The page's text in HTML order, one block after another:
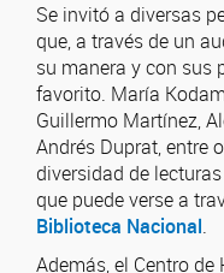
Se invitó a diversas
que, a través de un
su manera y con sus
favorito. María
Guillermo Martínez,
Andrés Duprat, entre
diversidad de
que puede verse a
Biblioteca Nacional.
Además, el Centro